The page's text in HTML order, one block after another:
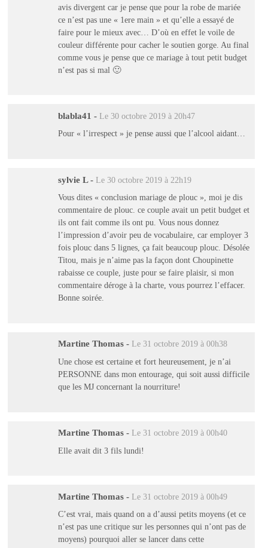
avis divergent car je pense que pour la robe de mariée
ce n’est pas une « 1ere main » et qu’elle a essayé de
faire pour le mieux avec… D’où en effet le voile de
couleur différente pour cacher le soutien gorge. Au final
comme vous je pense que ce mariage à tout petit budget
n’est pas si mal 🙂
blabla41 - Le 30 octobre 2019 à 20h47
Pour « l’irrespect » je pense aussi que l’alcool aidant…
sylvie L - Le 30 octobre 2019 à 22h19
Vous dites « conclusion mariage de plouc », moi je dis
commentaire de plouc. ce couple avait un petit budget et
ils ont fait comme ils ont pu. Vous nous donnez
l’impression d’avoir peu de vocabulaire, car employer 3
fois plouc dans 5 lignes, ça fait beaucoup plouc. Désolée
Titou, mais je n’aime pas la façon dont Choupinette
rabaisse ce couple, juste pour se faire plaisir, si mon
commentaire déroge à la charte, vous pourrez l’effacer.
Bonne soirée.
Martine Thomas - Le 31 octobre 2019 à 00h38
Une chose est certaine et fort heureusement, je n’ai
PERSONNE dans mon entourage, qui soit aussi difficile
que les MJ concernant la nourriture!
Martine Thomas - Le 31 octobre 2019 à 00h40
Elle avait dit 3 fils lundi!
Martine Thomas - Le 31 octobre 2019 à 00h49
C’est vrai, mais quand on a d’aussi petits moyens (et ce
n’est pas une critique sur les personnes qui n’ont pas de
moyens) pourquoi aller se lancer dans cette